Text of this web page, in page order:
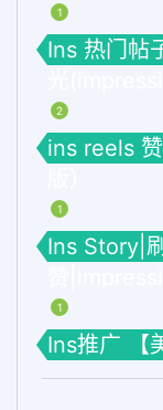
1
Ins 热门帖
2
ins reels
1
Ins Story|
1
Ins推广 【